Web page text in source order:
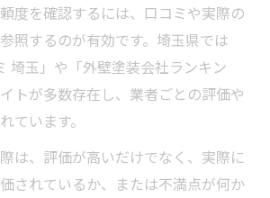
度を確認するには、口コミや実際の
照するのが有効です。埼玉県では
埼玉」や「外壁塗装会社ランキン
トが多数存在し、業者ごとの評価や
ています。
は、評価が高いだけでなく、実際に
されているか、または不満点が何か